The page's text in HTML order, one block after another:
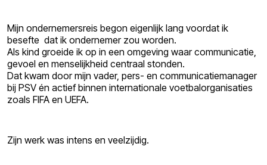
Mijn ondernemersreis begon eigenlijk lang voordat ik
besefte dat ik ondernemer zou worden.
Als kind groeide ik op in een omgeving waar communicatie,
gevoel en menselijkheid centraal stonden.
Dat kwam door mijn vader, pers- en communicatiemanager
bij PSV én actief binnen internationale voetbalorganisaties
zoals FIFA en UEFA.
Zijn werk was intens en veelzijdig.